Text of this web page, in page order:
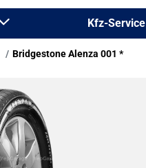
Kfz-Service
Bridgestone Alenza 001 *